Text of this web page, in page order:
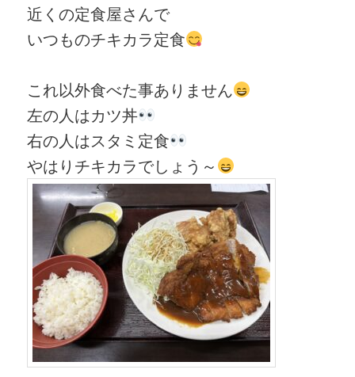
近くの定食屋さんで
いつものチキカラ定食
これ以外食べた事ありません
左の人はカツ丼
右の人はスタミ定食
やはりチキカラでしょう～